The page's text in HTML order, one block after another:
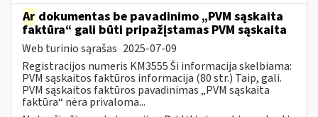
Ar dokumentas be pavadinimo „PVM sąskaita
faktūra“ gali būti pripažįstamas PVM sąskaita
Web turinio sąrašas 2025-07-09
Registracijos numeris KM3555 Ši informacija skelbiama:
PVM sąskaitos faktūros informacija (80 str.) Taip, gali.
PVM sąskaitos faktūros pavadinimas „PVM sąskaita
faktūra“ nėra privaloma...